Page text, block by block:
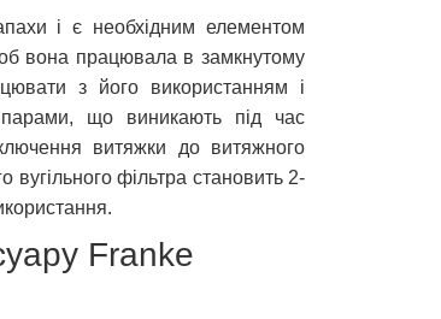
і є необхідним елементом
вона працювала в замкнутому
з його використанням і
що виникають під час
витяжки до витяжного
вугільного фільтра становить 2-
Franke